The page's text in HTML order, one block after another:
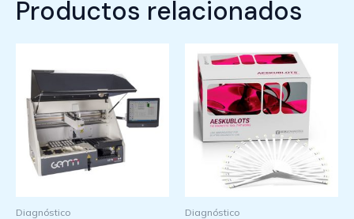
Productos relacionados
Diagnóstico Diagnóstico